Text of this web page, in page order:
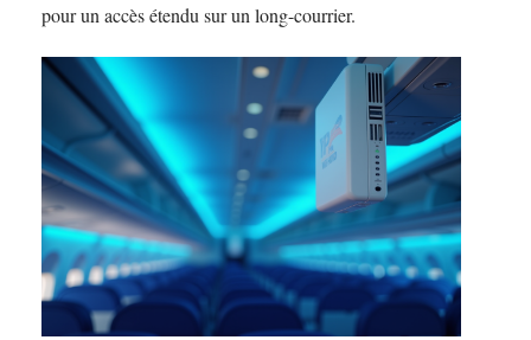
pour un accès étendu sur un long-courrier.